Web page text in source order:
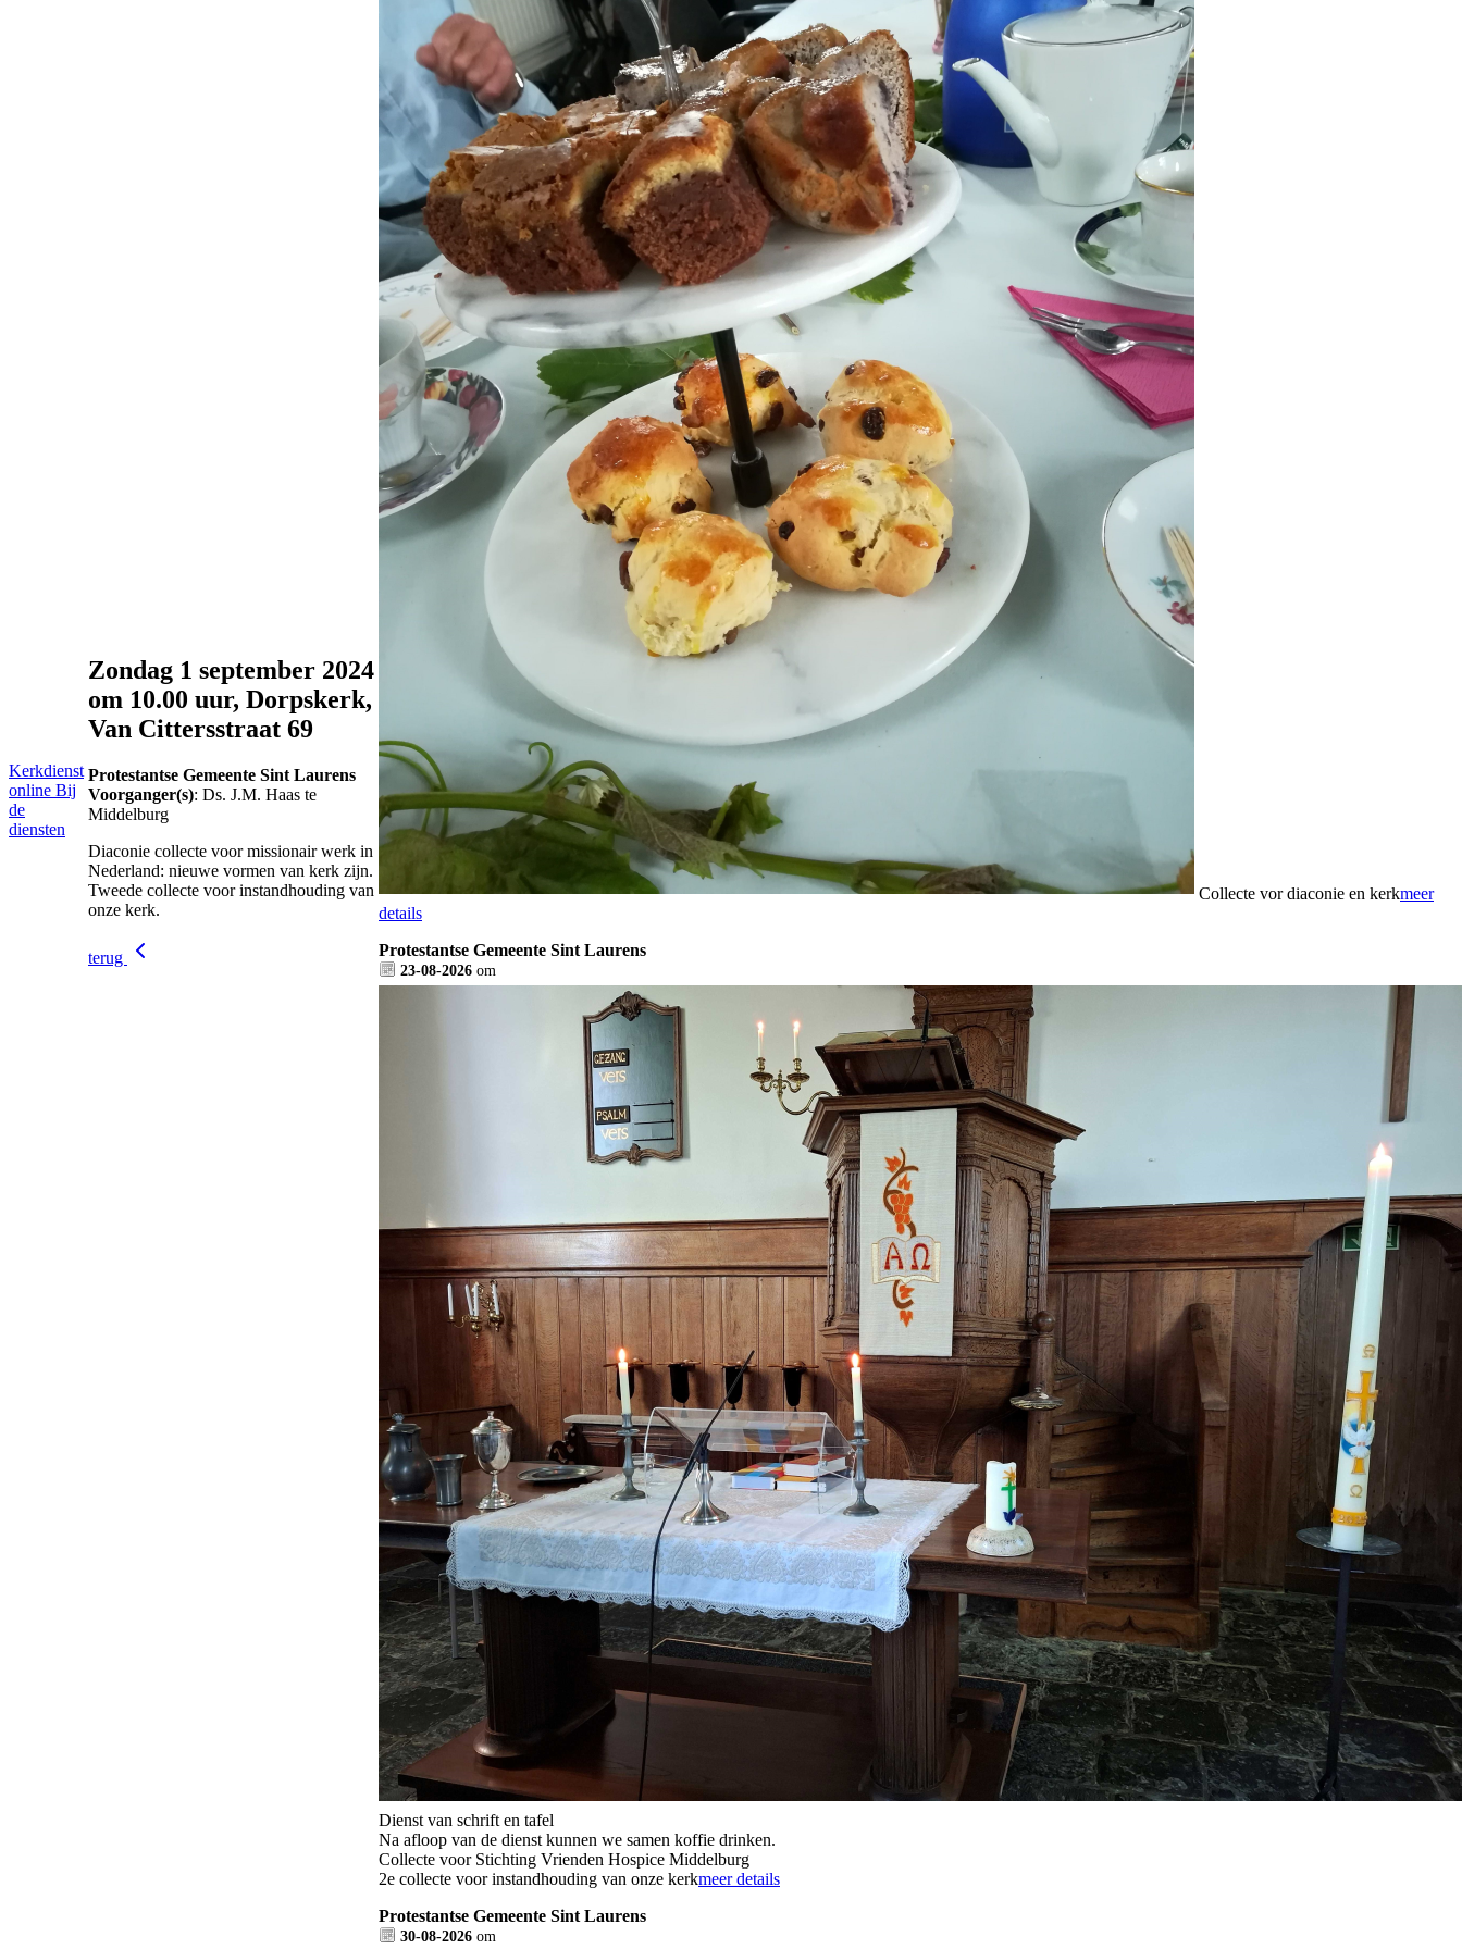
Kerkdienst
online Bij
de
diensten
Zondag 1 september 2024
om 10.00 uur, Dorpskerk,
Van Cittersstraat 69
Protestantse Gemeente Sint Laurens
Voorganger(s): Ds. J.M. Haas te
Middelburg
Diaconie collecte voor missionair werk in
Nederland: nieuwe vormen van kerk zijn.
Tweede collecte voor instandhouding van
onze kerk.
terug
Collecte vor diaconie en kerkmeer
details
Protestantse Gemeente Sint Laurens
23-08-2026 om
Dienst van schrift en tafel
Na afloop van de dienst kunnen we samen koffie drinken.
Collecte voor Stichting Vrienden Hospice Middelburg
2e collecte voor instandhouding van onze kerkmeer details
Protestantse Gemeente Sint Laurens
30-08-2026 om